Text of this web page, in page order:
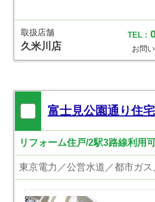
取扱店舗
久米川店
TEL :
お問
富士見公園通り住宅
リフォーム住戸/2駅3路線利用